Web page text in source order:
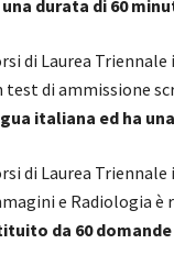
durata di 60
di Laurea
test di ammissione
italiana ed ha
di Laurea
e Radiologia
da 60